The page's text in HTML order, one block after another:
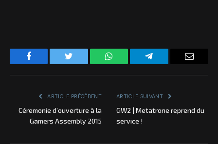
Facebook Twitter WhatsApp Telegram
ARTICLE PRÉCÉDENT
Céremonie d’ouverture à la
Gamers Assembly 2015
ARTICLE SUIVANT
GW2 | Metatrone reprend du
service !